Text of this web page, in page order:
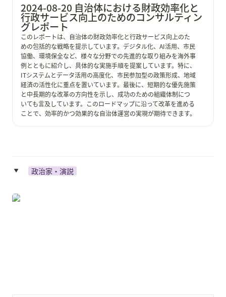
2024-08-20 自治体における財政効率化と
行政サービス向上のためのコンサルティン
グレポート
このレポートは、自治体の財政効率化と行政サービス向上のた
めの包括的な戦略を提示しています。デジタル化、AI活用、市民
協働、環境保全など、様々な分野での先進的な取り組みを海外事
例とともに紹介し、具体的な実施手順を提案しています。特に、
ITシステムとデータ活用の高度化、市民参加型の政策形成、地域
経済の活性化に重点を置いています。最後に、短期的な優先施策
と中長期的な改革の方向性を示し、成功のための組織体制につ
いても言及しています。このロードマップに沿って改革を進める
ことで、効率的かつ効果的な自治体運営の実現が期待できます。
‣ 政治家・演説
2025-05-08 「テクノロジーで誰も取り残さない日本